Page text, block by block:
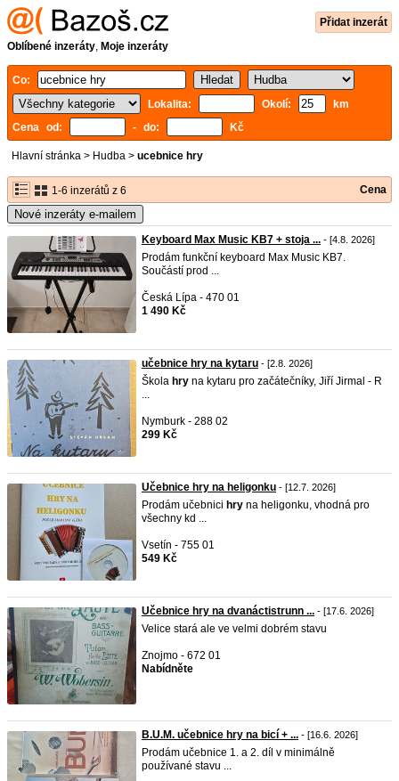
Přidat inzerát
Oblíbené inzeráty, Moje inzeráty
Co:
Lokalita:
Okolí:
km
Cena od:
- do: Kč
Hlavní stránka > Hudba > ucebnice hry
1-6 inzerátů z 6 Cena
Nové inzeráty e-mailem
Keyboard Max Music KB7 + stoja ... - [4.8. 2026]
Prodám funkční keyboard Max Music KB7.
Součástí prod ...
Česká Lípa - 470 01
1 490 Kč
učebnice hry na kytaru - [2.8. 2026]
Škola hry na kytaru pro začátečníky, Jiří Jirmal - R
...
Nymburk - 288 02
299 Kč
Učebnice hry na heligonku - [12.7. 2026]
Prodám učebnici hry na heligonku, vhodná pro
všechny kd ...
Vsetín - 755 01
549 Kč
Učebnice hry na dvanáctistrunn ... - [17.6. 2026]
Velice stará ale ve velmi dobrém stavu
Znojmo - 672 01
Nabídněte
B.U.M. učebnice hry na bicí + ... - [16.6. 2026]
Prodám učebnice 1. a 2. díl v minimálně
používané stavu ...